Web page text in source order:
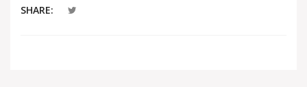
SHARE: